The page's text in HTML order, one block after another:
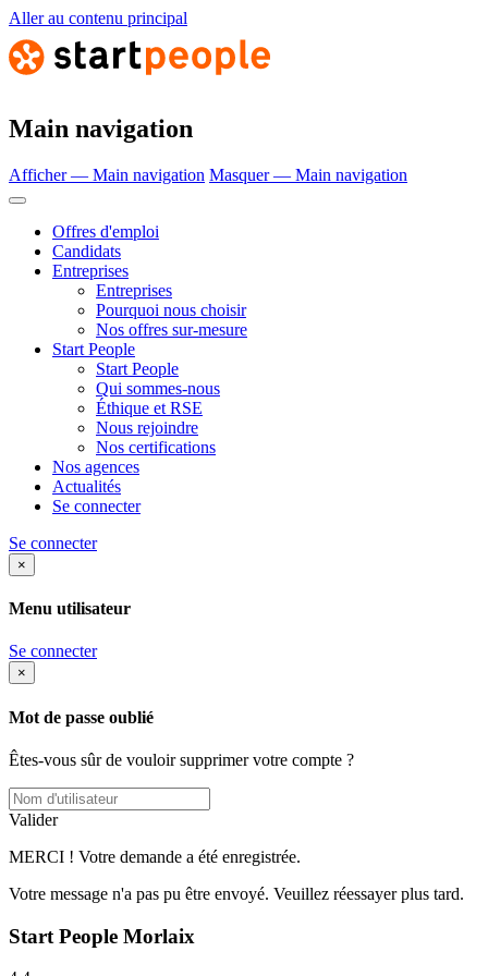
Aller au contenu principal
Main navigation
Afficher — Main navigation Masquer — Main navigation
Offres d'emploi
Candidats
Entreprises
Entreprises
Pourquoi nous choisir
Nos offres sur-mesure
Start People
Start People
Qui sommes-nous
Éthique et RSE
Nous rejoindre
Nos certifications
Nos agences
Actualités
Se connecter
Se connecter
×
Menu utilisateur
Se connecter
×
Mot de passe oublié
Êtes-vous sûr de vouloir supprimer votre compte ?
Valider
MERCI ! Votre demande a été enregistrée.
Votre message n'a pas pu être envoyé. Veuillez réessayer plus tard.
Start People Morlaix